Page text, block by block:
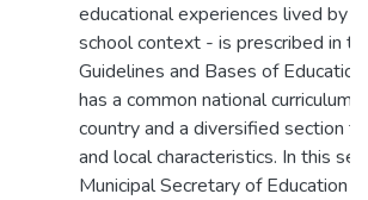
educational experiences lived by
school context - is prescribed in
Guidelines and Bases of
has a common national curriculum
country and a diversified section
and local characteristics. In this
Municipal Secretary of Education